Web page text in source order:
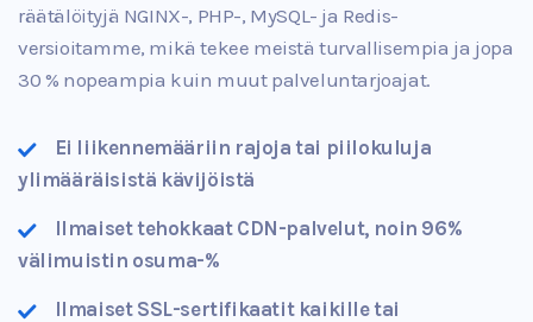
räätälöityjä NGINX-, PHP-, MySQL- ja Redis-
versioitamme, mikä tekee meistä turvallisempia ja jopa
30 % nopeampia kuin muut palveluntarjoajat.
Ei liikennemääriin rajoja tai piilokuluja
ylimääräisistä kävijöistä
Ilmaiset tehokkaat CDN-palvelut, noin 96%
välimuistin osuma-%
Ilmaiset SSL-sertifikaatit kaikille tai